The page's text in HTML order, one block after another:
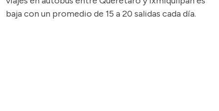
baja con un promedio de 15 a 20 salidas cada día.